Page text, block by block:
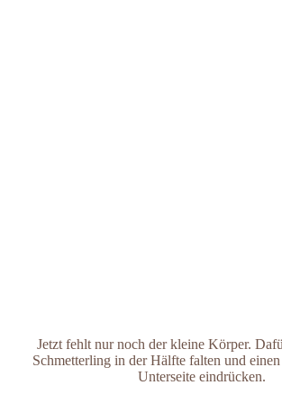
Jetzt fehlt nur noch der kleine Körper.
Schmetterling in der Hälfte falten und
Unterseite eindrücken.